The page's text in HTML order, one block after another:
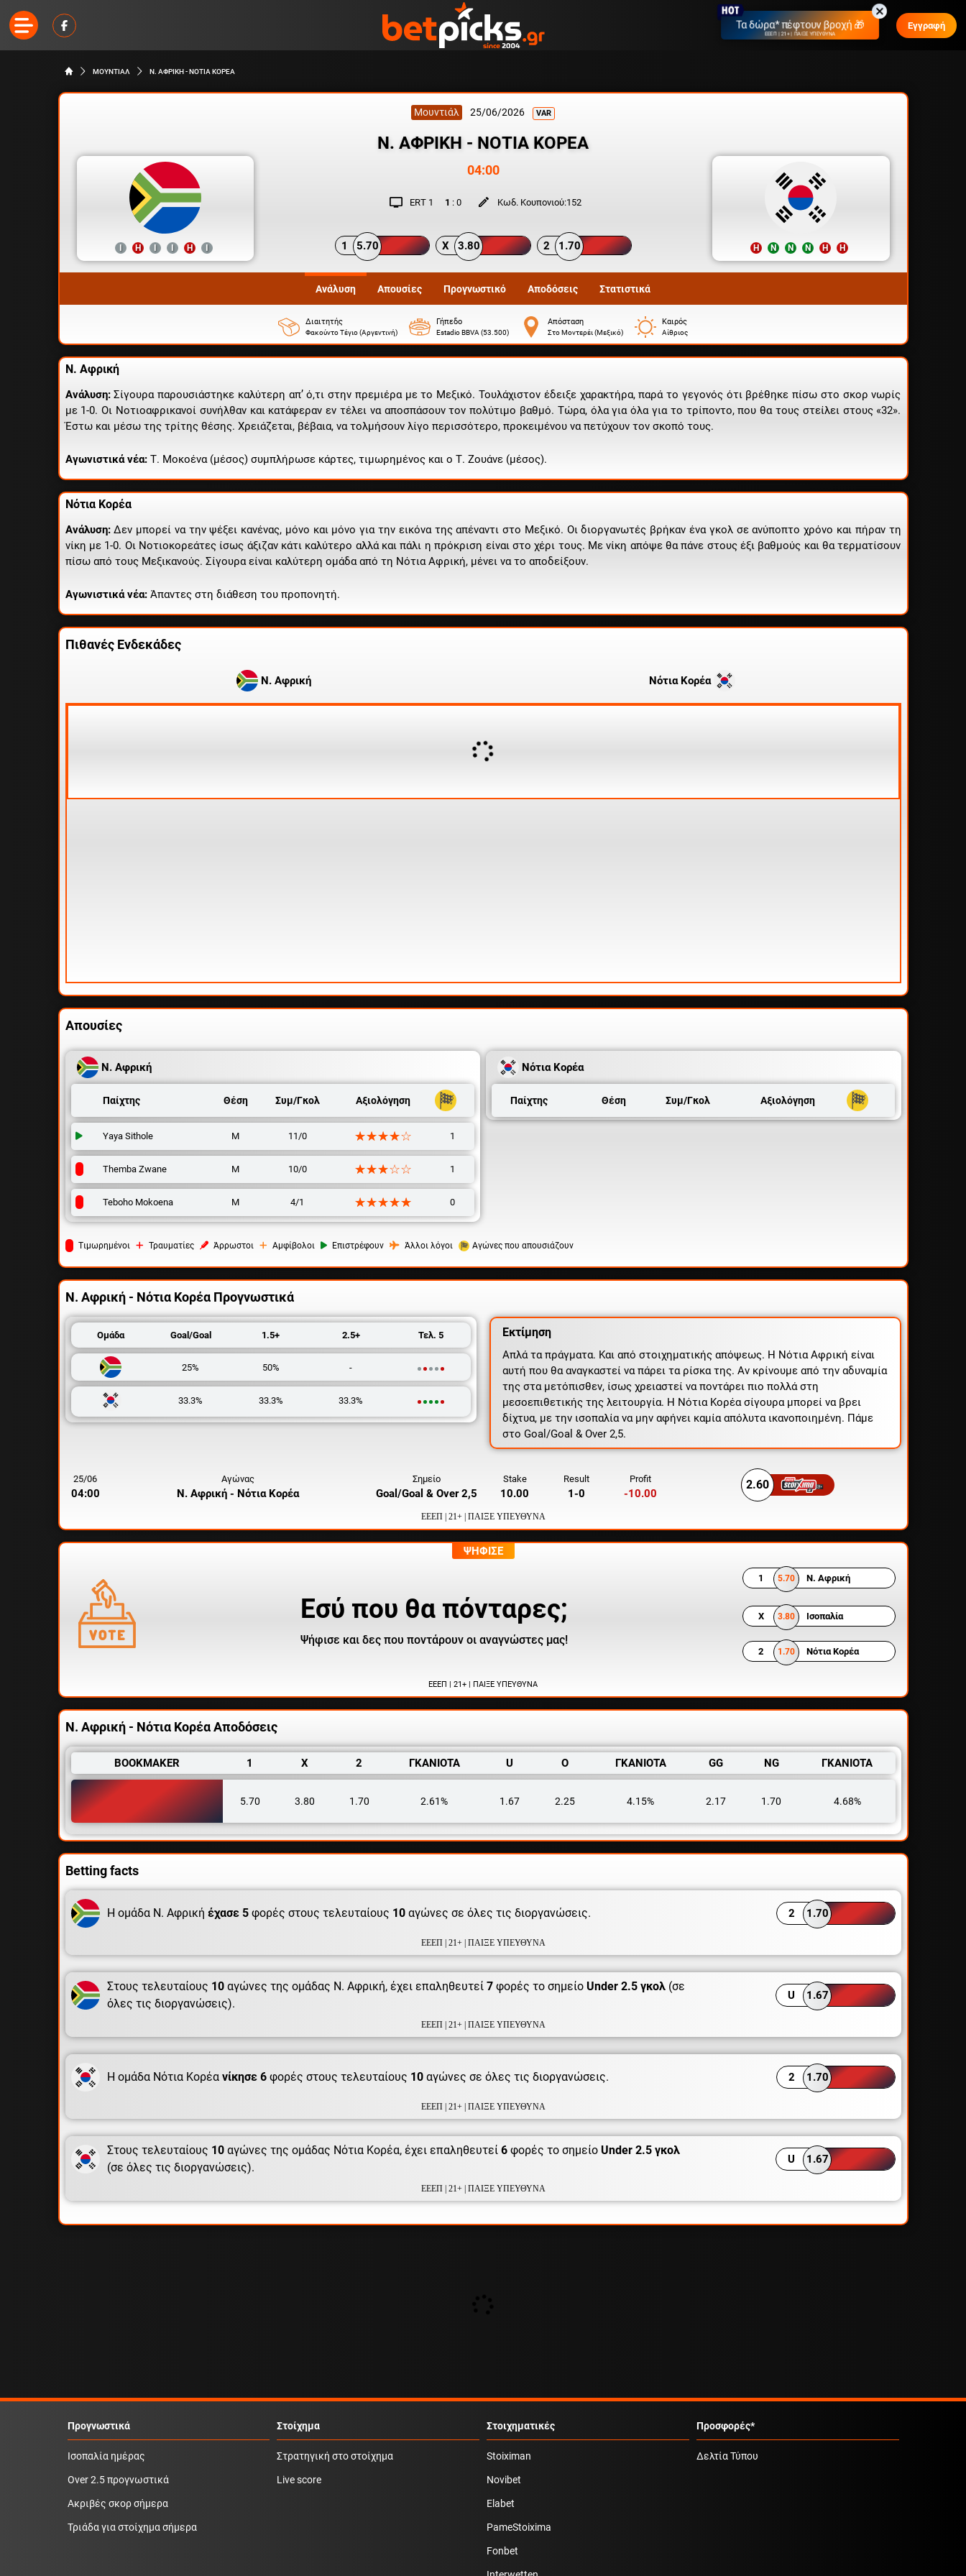
Τα δώρα* πέφτουν βροχή 🎁
ΕΕΕΠ | 21+ | ΠΑΙΞΕ ΥΠΕΥΘΥΝΑ
Εγγραφή
ΜΟΥΝΤΙΑΛ Ν. ΑΦΡΙΚΗ - ΝΟΤΙΑ ΚΟΡΕΑ
Ι Η Ι Ι Η Ι
Μουντιάλ 25/06/2026 VAR
Ν. ΑΦΡΙΚΗ - ΝΟΤΙΑ ΚΟΡΕΑ
04:00
ERT 1 1 : 0 Κωδ. Κουπονιού:152
1 5.70 X 3.80 2 1.70 Η Ν Ν Ν Η Η
Ανάλυση Απουσίες Προγνωστικό Αποδόσεις Στατιστικά
Διαιτητής
Φακούντο Τέγιο (Αργεντινή)
Γήπεδο
Estadio BBVA (53.500)
Απόσταση
Στο Μοντερέι (Μεξικό)
Καιρός
Αίθριος
Ν. Αφρική
Ανάλυση:Σίγουρα παρουσιάστηκε καλύτερη απ’ ό,τι στην πρεμιέρα με το Μεξικό. Τουλάχιστον έδειξε χαρακτήρα, παρά το γεγονός ότι βρέθηκε πίσω στο σκορ νωρίς
με 1-0. Οι Νοτιοαφρικανοί συνήλθαν και κατάφεραν εν τέλει να αποσπάσουν τον πολύτιμο βαθμό. Τώρα, όλα για όλα για το τρίποντο, που θα τους στείλει στους «32».
Έστω και μέσω της τρίτης θέσης. Χρειάζεται, βέβαια, να τολμήσουν λίγο περισσότερο, προκειμένου να πετύχουν τον σκοπό τους.
Αγωνιστικά νέα:Τ. Μοκοένα (μέσος) συμπλήρωσε κάρτες, τιμωρημένος και ο Τ. Ζουάνε (μέσος).
Νότια Κορέα
Ανάλυση:Δεν μπορεί να την ψέξει κανένας, μόνο και μόνο για την εικόνα της απέναντι στο Μεξικό. Οι διοργανωτές βρήκαν ένα γκολ σε ανύποπτο χρόνο και πήραν τη
νίκη με 1-0. Οι Νοτιοκορεάτες ίσως άξιζαν κάτι καλύτερο αλλά και πάλι η πρόκριση είναι στο χέρι τους. Με νίκη απόψε θα πάνε στους έξι βαθμούς και θα τερματίσουν
πίσω από τους Μεξικανούς. Σίγουρα είναι καλύτερη ομάδα από τη Νότια Αφρική, μένει να το αποδείξουν.
Αγωνιστικά νέα:Άπαντες στη διάθεση του προπονητή.
Πιθανές Ενδεκάδες
Ν. Αφρική Νότια Κορέα
Απουσίες
Ν. Αφρική
Παίχτης Θέση Συμ/Γκολ Αξιολόγηση
Yaya Sithole Μ 11/0 ☆☆☆☆☆
★★★★★ 1
Themba Zwane Μ 10/0 ☆☆☆☆☆
★★★★★ 1
Teboho Mokoena Μ 4/1 ☆☆☆☆☆
★★★★★ 0
Νότια Κορέα
Παίχτης Θέση Συμ/Γκολ Αξιολόγηση
Tιμωρημένοι Τραυματίες Άρρωστοι Αμφίβολοι Επιστρέφουν Άλλοι λόγοι Αγώνες που απουσιάζουν
Ν. Αφρική - Νότια Κορέα Προγνωστικά
Ομάδα Goal/Goal 1.5+ 2.5+ Τελ. 5
25% 50% -
33.3% 33.3% 33.3%
Εκτίμηση
Απλά τα πράγματα. Και από στοιχηματικής απόψεως. Η Νότια Αφρική είναι
αυτή που θα αναγκαστεί να πάρει τα ρίσκα της. Αν κρίνουμε από την αδυναμία
της στα μετόπισθεν, ίσως χρειαστεί να ποντάρει πιο πολλά στη
μεσοεπιθετικής της λειτουργία. Η Νότια Κορέα σίγουρα μπορεί να βρει
δίχτυα, με την ισοπαλία να μην αφήνει καμία απόλυτα ικανοποιημένη. Πάμε
στο Goal/Goal & Over 2,5.
25/06
04:00
Αγώνας
Ν. Αφρική - Νότια Κορέα
Σημείο
Goal/Goal & Over 2,5
Stake
10.00
Result
1-0
Profit
-10.00
2.60
ΕΕΕΠ | 21+ | ΠΑΙΞΕ ΥΠΕΥΘΥΝΑ
ΨΗΦΙΣΕ
Εσύ που θα πόνταρες;
Ψήφισε και δες που ποντάρουν οι αναγνώστες μας!
1 5.70 Ν. Αφρική
X 3.80 Ισοπαλία
2 1.70 Νότια Κορέα
ΕΕΕΠ | 21+ | ΠΑΙΞΕ ΥΠΕΥΘΥΝΑ
Ν. Αφρική - Νότια Κορέα Αποδόσεις
BOOKMAKER 1 X 2 ΓΚΑΝΙΟΤΑ U O ΓΚΑΝΙΟΤΑ GG NG ΓΚΑΝΙΟΤΑ
5.70 3.80 1.70 2.61% 1.67 2.25 4.15% 2.17 1.70 4.68%
Betting facts
Η ομάδα Ν. Αφρική έχασε 5φορές στους τελευταίους 10αγώνες σε όλες τις διοργανώσεις. 2 1.70
ΕΕΕΠ | 21+ | ΠΑΙΞΕ ΥΠΕΥΘΥΝΑ
Στους τελευταίους 10αγώνες της ομάδας Ν. Αφρική, έχει επαληθευτεί 7φορές το σημείο Under 2.5 γκολ(σε
όλες τις διοργανώσεις).
U 1.67
ΕΕΕΠ | 21+ | ΠΑΙΞΕ ΥΠΕΥΘΥΝΑ
Η ομάδα Νότια Κορέα νίκησε 6φορές στους τελευταίους 10αγώνες σε όλες τις διοργανώσεις. 2 1.70
ΕΕΕΠ | 21+ | ΠΑΙΞΕ ΥΠΕΥΘΥΝΑ
Στους τελευταίους 10αγώνες της ομάδας Νότια Κορέα, έχει επαληθευτεί 6φορές το σημείο Under 2.5 γκολ
(σε όλες τις διοργανώσεις).
U 1.67
ΕΕΕΠ | 21+ | ΠΑΙΞΕ ΥΠΕΥΘΥΝΑ
Προγνωστικά
Ισοπαλία ημέρας
Over 2.5 προγνωστικά
Ακριβές σκορ σήμερα
Τριάδα για στοίχημα σήμερα
Στοίχημα
Στρατηγική στο στοίχημα
Live score
Στοιχηματικές
Stoiximan
Novibet
Elabet
PameStoixima
Fonbet
Προσφορές*
Δελτία Τύπου